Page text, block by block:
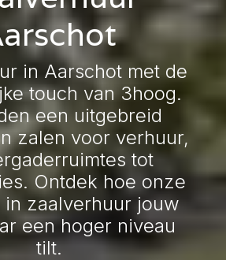
in Aarschot met de
touch van 3hoog.
een uitgebreid
zalen voor verhuur,
tot
Ontdek hoe onze
in zaalverhuur jouw
een hoger niveau
tilt.